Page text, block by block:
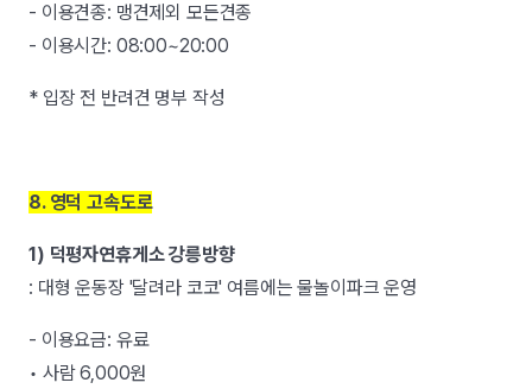
- 이용견종: 맹견제외 모든견종
- 이용시간: 08:00~20:00
* 입장 전 반려견 명부 작성
8. 영덕 고속도로
1) 덕평자연휴게소 강릉방향
: 대형 운동장 '달려라 코코' 여름에는 물놀이파크 운영
- 이용요금: 유료
• 사람 6,000원